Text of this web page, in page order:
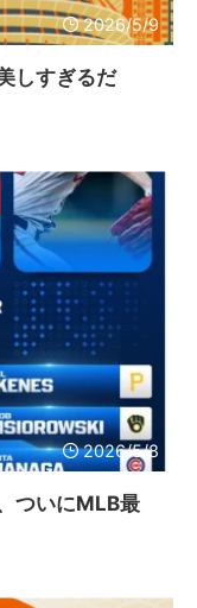
2026/5/9
しすぎるだ
2026/5/8
ついにMLB最